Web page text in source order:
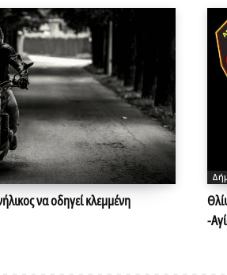
να οδηγεί κλεμμένη
-